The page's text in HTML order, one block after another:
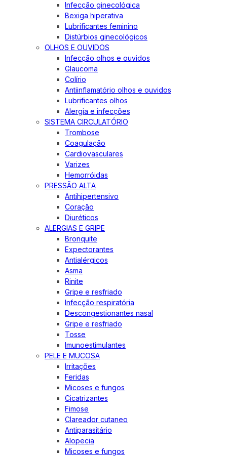
Infecção ginecológica
Bexiga hiperativa
Lubrificantes feminino
Distúrbios ginecológicos
OLHOS E OUVIDOS
Infecção olhos e ouvidos
Glaucoma
Colírio
Antiinflamatório olhos e ouvidos
Lubrificantes olhos
Alergia e infecções
SISTEMA CIRCULATÓRIO
Trombose
Coagulação
Cardiovasculares
Varizes
Hemorróidas
PRESSÃO ALTA
Antihipertensivo
Coração
Diuréticos
ALERGIAS E GRIPE
Bronquite
Expectorantes
Antialérgicos
Asma
Rinite
Gripe e resfriado
Infecção respiratória
Descongestionantes nasal
Gripe e resfriado
Tosse
Imunoestimulantes
PELE E MUCOSA
Irritações
Feridas
Micoses e fungos
Cicatrizantes
Fimose
Clareador cutaneo
Antiparasitário
Alopecia
Micoses e fungos